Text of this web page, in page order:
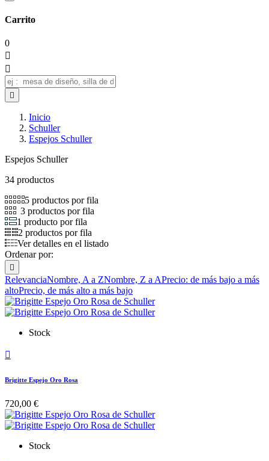
Carrito
0



Inicio
Schuller
Espejos Schuller
Espejos Schuller
34 productos
5 productos por fila
3 productos por fila
1 producto por fila
2 productos por fila
Ver detalles en el listado
Ordenar por:

RelevanciaNombre, A a ZNombre, Z a APrecio: de más bajo a más
altoPrecio, de más alto a más bajo
Stock

Brigitte Espejo Oro Rosa
720,00 €
Stock